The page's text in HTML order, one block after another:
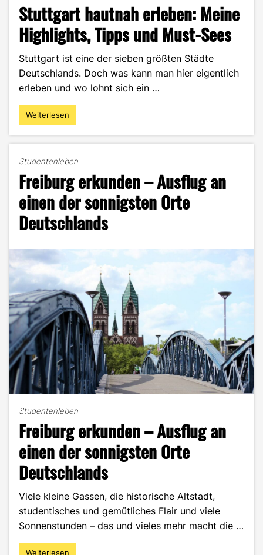
Stuttgart hautnah erleben: Meine
Highlights, Tipps und Must-Sees
Stuttgart ist eine der sieben größten Städte
Deutschlands. Doch was kann man hier eigentlich
erleben und wo lohnt sich ein …
"Stuttgart
hautnah
Highlights,
Tipps
und
Must-
Sees"
Weiterlesen
Studentenleben
Freiburg erkunden – Ausflug an
einen der sonnigsten Orte
Deutschlands
Studentenleben
Freiburg erkunden – Ausflug an
einen der sonnigsten Orte
Deutschlands
Viele kleine Gassen, die historische Altstadt,
studentisches und gemütliches Flair und viele
Sonnenstunden – das und vieles mehr macht die …
Weiterlesen